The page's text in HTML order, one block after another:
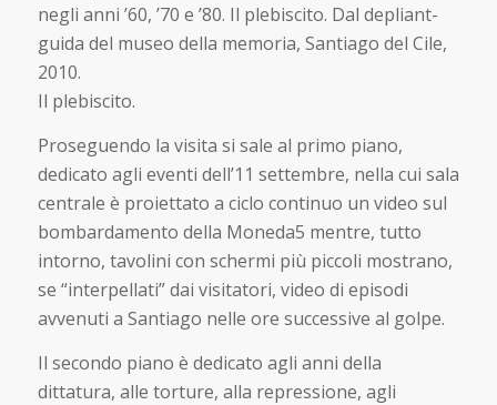
negli anni ’60, ’70 e ’80. Il plebiscito. Dal depliant-
guida del museo della memoria, Santiago del Cile,
2010.
Il plebiscito.
Proseguendo la visita si sale al primo piano,
dedicato agli eventi dell’11 settembre, nella cui sala
centrale è proiettato a ciclo continuo un video sul
bombardamento della Moneda5 mentre, tutto
intorno, tavolini con schermi più piccoli mostrano,
se “interpellati” dai visitatori, video di episodi
avvenuti a Santiago nelle ore successive al golpe.
Il secondo piano è dedicato agli anni della
dittatura, alle torture, alla repressione, agli